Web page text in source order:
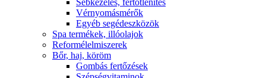
Sebkezelés, fertőtlenítés
Vérnyomásmérők
Egyéb segédeszközök
Spa termékek, illóolajok
Reformélelmiszerek
Bőr, haj, köröm
Gombás fertőzések